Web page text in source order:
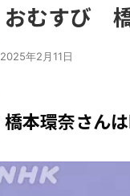
おむすび
2025年2月11日
橋本環奈さん